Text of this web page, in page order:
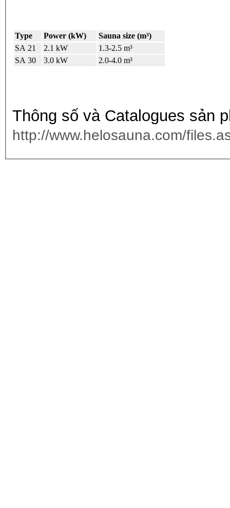
Type Power (kW)
Sauna size (m³)
SA 21
2.1 kW
1.3-2.5 m³
SA 30
3.0 kW 2.0-4.0 m³
Thông số và Catalogues sản
http://www.helosauna.com/